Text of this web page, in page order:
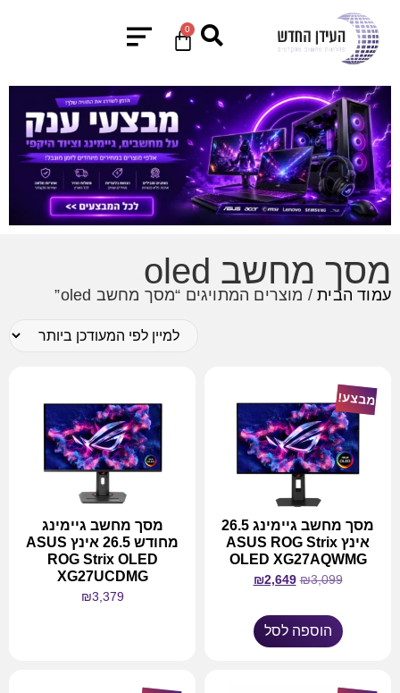
0
מסך מחשב oled
עמוד הבית/ מוצרים המתויגים “מסך מחשב oled”
מבצע!
מסך מחשב גיימינג 26.5
אינץ ASUS ROG Strix
OLED XG27AQWMG
₪3,099
₪2,649
הוספה לסל
מסך מחשב גיימינג
מחודש 26.5 אינץ ASUS
ROG Strix OLED
XG27UCDMG
₪3,379